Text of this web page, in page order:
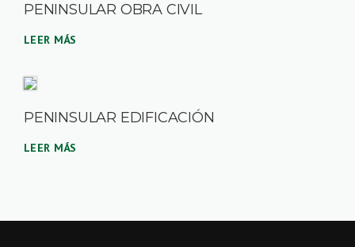
PENINSULAR OBRA CIVIL
LEER MÁS
PENINSULAR EDIFICACIÓN
LEER MÁS